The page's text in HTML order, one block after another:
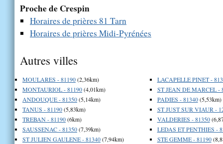
Proche de Crespin
Horaires de prières 81 Tarn
Horaires de prières Midi-Pyrénées
Autres villes
MOULARES - 81190(2,36km)
MONTAURIOL - 81190(4,01km)
ANDOUQUE - 81350(5,14km)
TANUS - 81190(5,83km)
TREBAN - 81190(6km)
SAUSSENAC - 81350(7,39km)
ST JULIEN GAULENE - 81340(7,94km)
LACAPELLE PINET -
ST JEAN DE MARCEL -
PADIES - 81340(5,53km)
ST JUST SUR VIAUR -
VALDERIES - 81350
LEDAS ET PENTHIES -
STE GEMME - 81190